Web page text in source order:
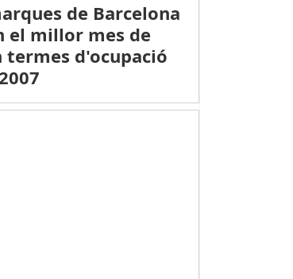
de Barcelona
el millor mes de
d'ocupació